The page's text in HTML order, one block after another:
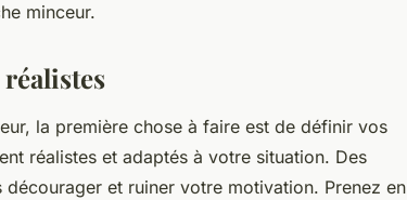
minceur.
la première chose à faire est de définir vos
réalistes et adaptés à votre situation. Des
et ruiner votre motivation. Prenez en